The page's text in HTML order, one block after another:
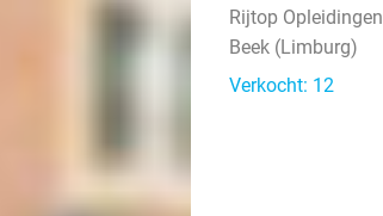
Rijtop Opleidingen
Beek (Limburg)
Verkocht: 12